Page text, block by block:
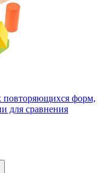
повторяющихся форм,
для сравнения